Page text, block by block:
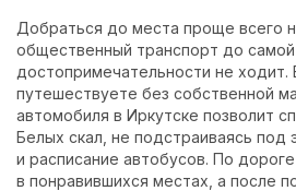
Добраться до места проще всего
общественный транспорт до самой
достопримечательности не ходит.
путешествуете без собственной
автомобиля в Иркутске позволит
Белых скал, не подстраиваясь под
и расписание автобусов. По
в понравившихся местах, а после